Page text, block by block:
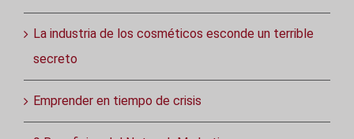
La industria de los cosméticos esconde un terrible
secreto
Emprender en tiempo de crisis